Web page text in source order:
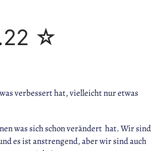
☆
verbessert hat, vielleicht nur etwas
was sich schon verändert hat. Wir sind
es ist anstrengend, aber wir sind auch